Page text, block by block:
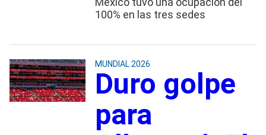
100% en las tres sedes
MUNDIAL 2026
Duro golpe
para